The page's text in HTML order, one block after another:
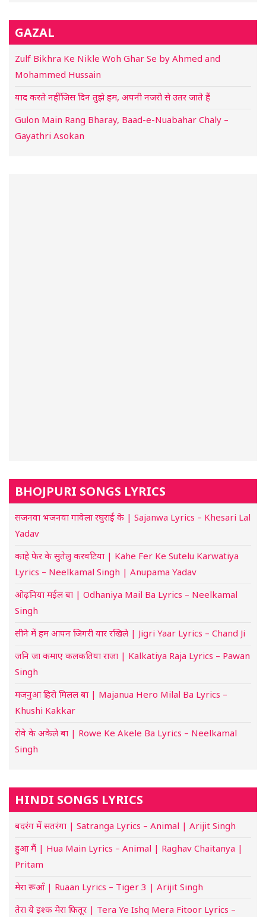
GAZAL
Zulf Bikhra Ke Nikle Woh Ghar Se by Ahmed and
Mohammed Hussain
याद करते नहीं जिस दिन तुझे हम, अपनी नजरो से उतर जाते हैं
Gulon Main Rang Bharay, Baad-e-Nuabahar Chaly –
Gayathri Asokan
BHOJPURI SONGS LYRICS
सजनवा भजनवा गावेला रघुराई के | Sajanwa Lyrics – Khesari Lal
Yadav
काहे फेर के सुतेलु करवटिया | Kahe Fer Ke Sutelu Karwatiya
Lyrics – Neelkamal Singh | Anupama Yadav
ओढ़निया मईल बा | Odhaniya Mail Ba Lyrics – Neelkamal
Singh
सीने में हम आपन जिगरी यार रखिले | Jigri Yaar Lyrics – Chand Ji
जनि जा कमाए कलकतिया राजा | Kalkatiya Raja Lyrics – Pawan
Singh
मजनुआ हिरो मिलल बा | Majanua Hero Milal Ba Lyrics –
Khushi Kakkar
रोवे के अकेले बा | Rowe Ke Akele Ba Lyrics – Neelkamal
Singh
HINDI SONGS LYRICS
बदरंग में सतरंगा | Satranga Lyrics – Animal | Arijit Singh
हुआ मैं | Hua Main Lyrics – Animal | Raghav Chaitanya |
Pritam
मेरा रूआँ | Ruaan Lyrics – Tiger 3 | Arijit Singh
तेरा ये इश्क मेरा फितूर | Tera Ye Ishq Mera Fitoor Lyrics –